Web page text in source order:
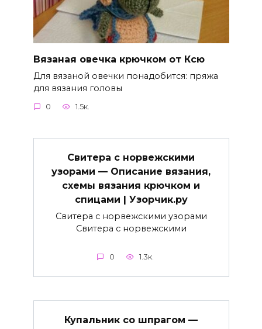
Вязаная овечка крючком от Ксю
Для вязаной овечки понадобится: пряжа
для вязания головы
0 1.5к.
Свитера с норвежскими
узорами — Описание вязания,
схемы вязания крючком и
спицами | Узорчик.ру
Свитера с норвежскими узорами
Свитера с норвежскими
0 1.3к.
Купальник со шпрагом —